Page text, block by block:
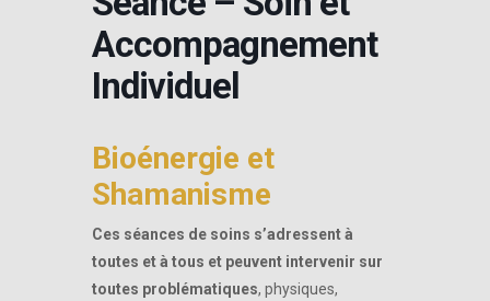
Accompagnement
Individuel
Bioénergie et
Shamanisme
Ces séances de soins s’adressent à
toutes et à tous et peuvent intervenir sur
toutes problématiques, physiques,